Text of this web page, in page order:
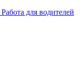
Работа для водителей